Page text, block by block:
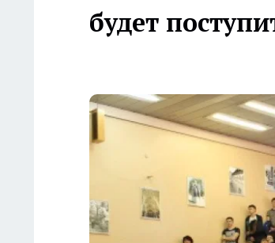
будет